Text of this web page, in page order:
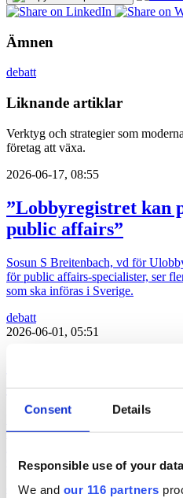
Consent Details
Responsible use of your data
We and our 116 partners
Ämnen
debatt
Liknande artiklar
Verktyg och strategier som
företag att växa.
2026-06-17, 08:55
”Lobbyregistret kan
public affairs”
Sosun S Breitenbach, vd för
för public affairs-specialister, ser
som ska införas i Sverige.
debatt
2026-06-01, 05:51
”Slutna möten
själ”
Varje slutet möte tar personer från
slutna rummet, och ökar risken för
Communications.
debatt